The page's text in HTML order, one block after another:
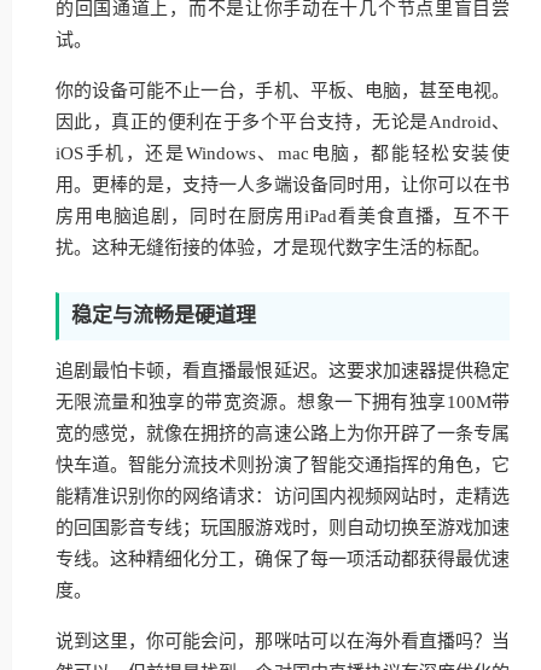
的回国通道上，而不是让你手动在十几个节点里盲目尝
试。
你的设备可能不止一台，手机、平板、电脑，甚至电视。
因此，真正的便利在于多个平台支持，无论是Android、
iOS手机，还是Windows、mac电脑，都能轻松安装使
用。更棒的是，支持一人多端设备同时用，让你可以在书
房用电脑追剧，同时在厨房用iPad看美食直播，互不干
扰。这种无缝衔接的体验，才是现代数字生活的标配。
稳定与流畅是硬道理
追剧最怕卡顿，看直播最恨延迟。这要求加速器提供稳定
无限流量和独享的带宽资源。想象一下拥有独享100M带
宽的感觉，就像在拥挤的高速公路上为你开辟了一条专属
快车道。智能分流技术则扮演了智能交通指挥的角色，它
能精准识别你的网络请求：访问国内视频网站时，走精选
的回国影音专线；玩国服游戏时，则自动切换至游戏加速
专线。这种精细化分工，确保了每一项活动都获得最优速
度。
说到这里，你可能会问，那咪咕可以在海外看直播吗？当